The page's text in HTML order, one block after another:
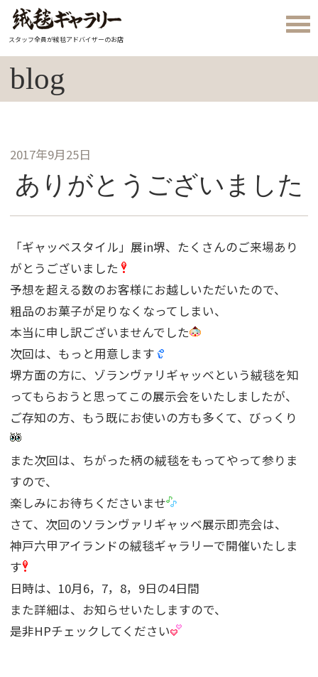
スタッフ全員が絨毯アドバイザーのお店
blog
2017年9月25日
ありがとうございました
「ギャッベスタイル」展in堺、たくさんのご来場あり
がとうございました
予想を超える数のお客様にお越しいただいたので、
粗品のお菓子が足りなくなってしまい、
本当に申し訳ございませんでした
次回は、もっと用意します
堺方面の方に、ゾランヴァリギャッベという絨毯を知
ってもらおうと思ってこの展示会をいたしましたが、
ご存知の方、もう既にお使いの方も多くて、びっくり
また次回は、ちがった柄の絨毯をもってやって参りま
すので、
楽しみにお待ちくださいませ
さて、次回のソランヴァリギャッベ展示即売会は、
神戸六甲アイランドの絨毯ギャラリーで開催いたしま
す
日時は、10月6，7，8，9日の4日間
また詳細は、お知らせいたしますので、
是非HPチェックしてください